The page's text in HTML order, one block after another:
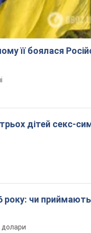
її боялася
дітей секс-
року: чи приймають
долари